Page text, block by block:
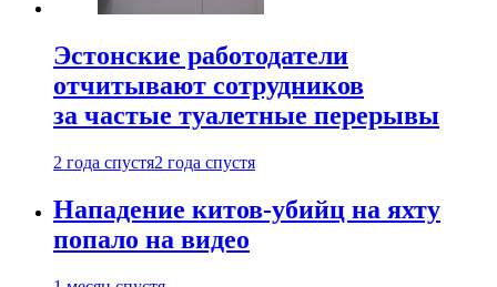
Эстонские работодатели
отчитывают сотрудников
за частые туалетные перерывы
2 года спустя2 года спустя
Нападение китов-убийц на яхту
попало на видео